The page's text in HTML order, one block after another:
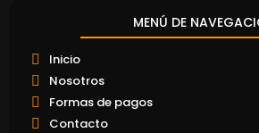
MENÚ DE
Inicio
Nosotros
Formas de pagos
Contacto